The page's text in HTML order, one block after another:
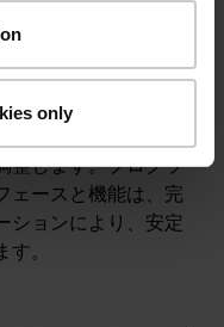
only
ことができます。仮
簡単に選択できま
整します。プログラ
ェースと機能は、完
ションにより、安定
。